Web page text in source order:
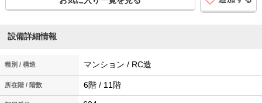
設備詳細情報
種別 / 構造 マンション / RC造
所在階 / 階数 6階 / 11階